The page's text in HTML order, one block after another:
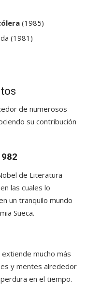
(1985)
(1981)
de numerosos
su contribución
de Literatura
las cuales lo
un tranquilo mundo
Sueca.
extiende mucho más
y mentes alrededor
en el tiempo.